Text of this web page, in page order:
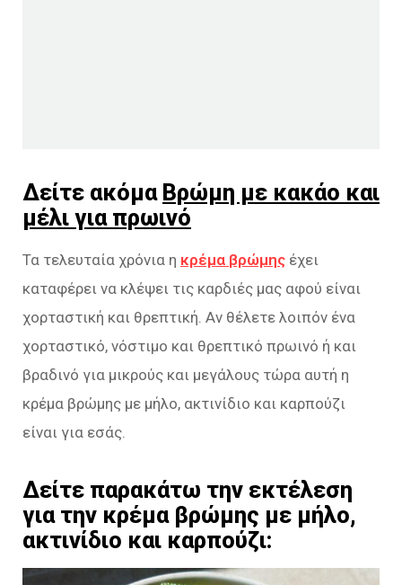
Δείτε ακόμα Βρώμη με κακάο και
μέλι για πρωινό
Τα τελευταία χρόνια η κρέμα βρώμης έχει
καταφέρει να κλέψει τις καρδιές μας αφού είναι
χορταστική και θρεπτική. Αν θέλετε λοιπόν ένα
χορταστικό, νόστιμο και θρεπτικό πρωινό ή και
βραδινό για μικρούς και μεγάλους τώρα αυτή η
κρέμα βρώμης με μήλο, ακτινίδιο και καρπούζι
είναι για εσάς.
Δείτε παρακάτω την εκτέλεση
για την κρέμα βρώμης με μήλο,
ακτινίδιο και καρπούζι: